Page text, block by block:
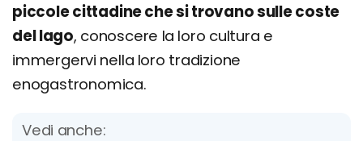
piccole cittadine che si trovano sulle coste
del lago, conoscere la loro cultura e
immergervi nella loro tradizione
enogastronomica.
Vedi anche: